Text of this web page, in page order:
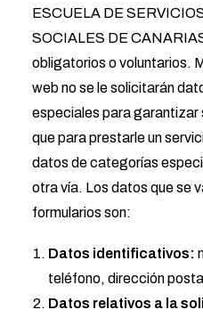
ESCUELA DE
SOCIALES DE
obligatorios o voluntarios.
web no se le solicitarán
especiales para garantizar
que para prestarle un
datos de categorías
otra vía. Los datos que se
formularios son:
Datos identificativos:
teléfono, dirección
Datos relativos a la